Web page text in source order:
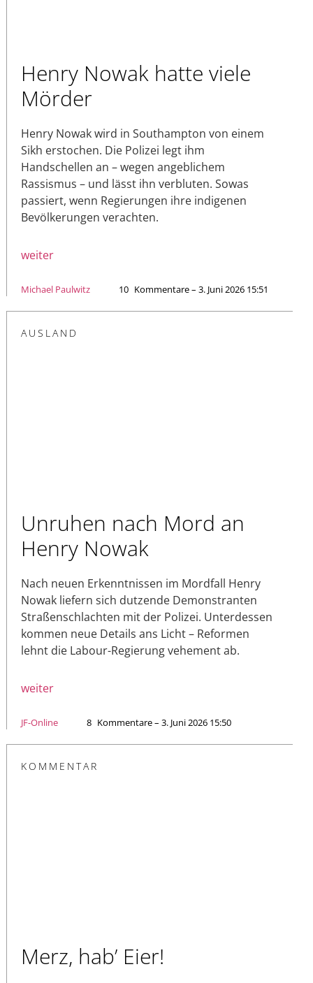
Henry Nowak hatte viele
Mörder
Henry Nowak wird in Southampton von einem
Sikh erstochen. Die Polizei legt ihm
Handschellen an – wegen angeblichem
Rassismus – und lässt ihn verbluten. Sowas
passiert, wenn Regierungen ihre indigenen
Bevölkerungen verachten.
weiter
Michael Paulwitz 10 Kommentare – 3. Juni 2026 15:51
AUSLAND
Unruhen nach Mord an
Henry Nowak
Nach neuen Erkenntnissen im Mordfall Henry
Nowak liefern sich dutzende Demonstranten
Straßenschlachten mit der Polizei. Unterdessen
kommen neue Details ans Licht – Reformen
lehnt die Labour-Regierung vehement ab.
weiter
JF-Online 8 Kommentare – 3. Juni 2026 15:50
KOMMENTAR
Merz, hab’ Eier!